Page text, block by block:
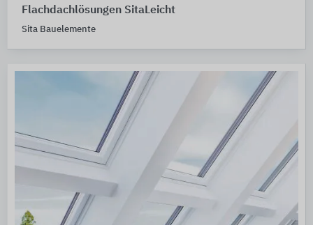
Flachdachlösungen SitaLeicht
Sita Bauelemente